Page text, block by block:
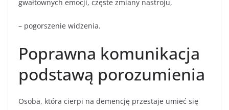
gwałtownych emocji, częste zmiany nastroju,
– pogorszenie widzenia.
Poprawna komunikacja
podstawą porozumienia
Osoba, która cierpi na demencję przestaje umieć się